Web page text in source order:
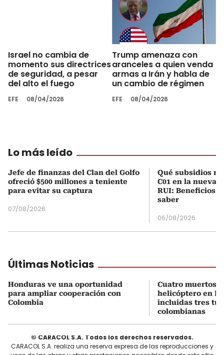
Israel no cambia de
momento sus directrices
de seguridad, a pesar
del alto el fuego
EFE 08/04/2026
Trump amenaza con
aranceles a quien venda
armas a Irán y habla de
un cambio de régimen
EFE 08/04/2026
Lo más leído
Jefe de finanzas del Clan del Golfo
ofreció $500 millones a teniente
para evitar su captura
07/08/2026
Qué subsidios
C01 en la nueva
RUI: Beneficios
saber
06/08/2026
Últimas Noticias
Honduras ve una oportunidad
para ampliar cooperación con
Colombia
Cuatro muertos
helicóptero en
incluidas tres
colombianas
© CARACOL S.A. Todos los derechos reservados.
CARACOL S.A. realiza una reserva expresa de las reproducciones y